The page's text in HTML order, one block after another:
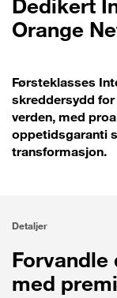
Dedikert
Orange
Førsteklasses
skreddersydd
verden, med
oppetidsgaranti
transformasjon.
Detaljer
med